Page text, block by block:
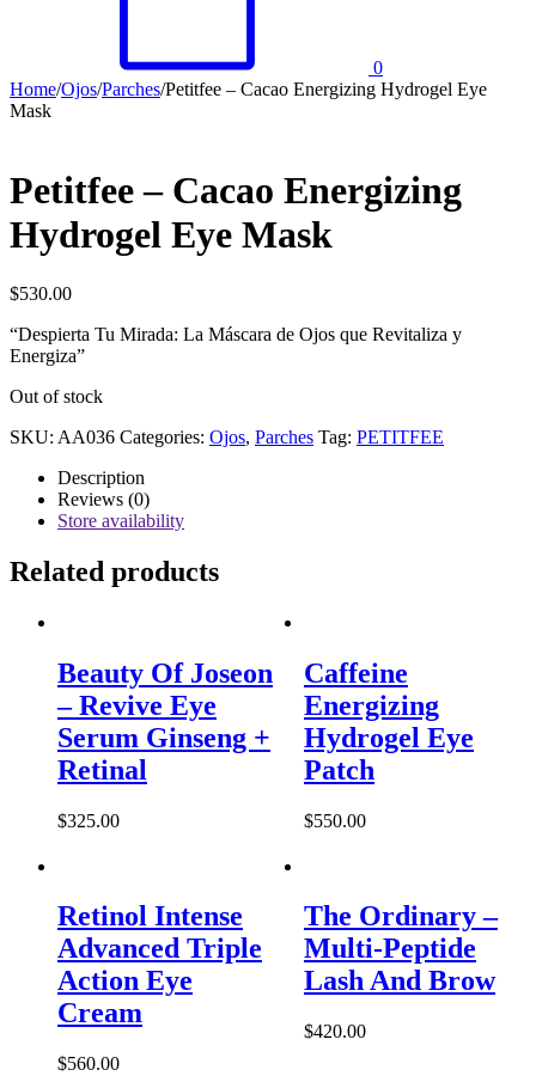
0
Home/Ojos/Parches/Petitfee – Cacao Energizing Hydrogel Eye
Mask
Petitfee – Cacao Energizing
Hydrogel Eye Mask
$530.00
“Despierta Tu Mirada: La Máscara de Ojos que Revitaliza y
Energiza”
Out of stock
SKU: AA036 Categories: Ojos, Parches Tag: PETITFEE
Description
Reviews (0)
Store availability
Related products
Beauty Of Joseon
– Revive Eye
Serum Ginseng +
Retinal
$325.00
Caffeine
Energizing
Hydrogel Eye
Patch
$550.00
Retinol Intense
Advanced Triple
Action Eye
Cream
$560.00
The Ordinary –
Multi-Peptide
Lash And Brow
$420.00